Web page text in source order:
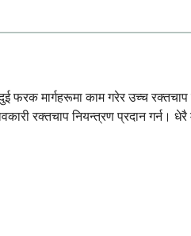
मार्गहरूमा काम गरेर उच्च रक्तचाप
रक्तचाप नियन्त्रण प्रदान गर्न।